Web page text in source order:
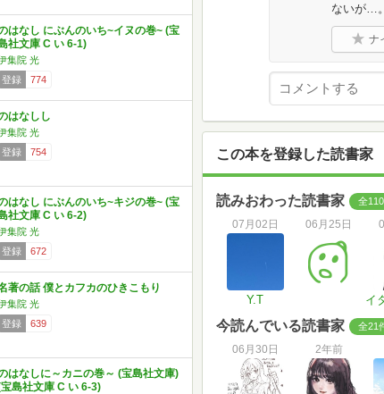
はなし にぶんのいち~イヌの巻~ (宝
社文庫 C い 6-1)
集院 光
登録
774
はなしし
集院 光
登録
754
はなし にぶんのいち~キジの巻~ (宝
社文庫 C い 6-2)
集院 光
登録
672
著の話 僕とカフカのひきこもり
集院 光
登録
639
はなしに～カニの巻～ (宝島社文庫)
島社文庫 C い 6-3)
ないが…
ナ
この本を登録した読書家
読みおわった読書家 全
07月02日
Y.T
06月25日
今読んでいる読書家 全21
06月30日 2年前